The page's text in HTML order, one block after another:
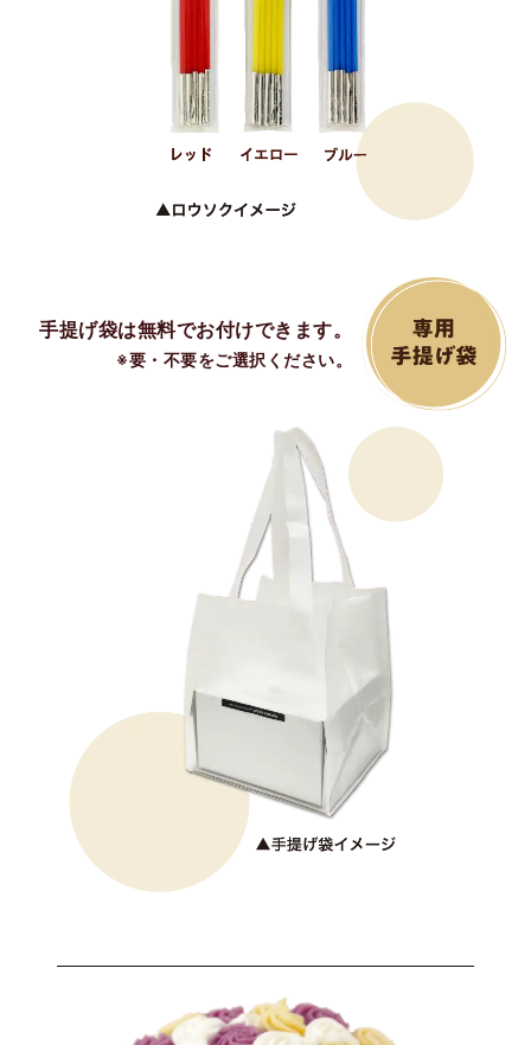
手提げ袋は無料でお付けできます。
※要・不要をご選択ください。